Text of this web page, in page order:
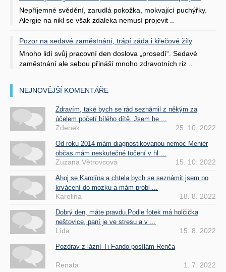
Nepříjemné svědění, zarudlá pokožka, mokvající puchýřky.
Alergie na nikl se však zdaleka nemusí projevit ..
Pozor na sedavé zaměstnání, trápí záda i křečové žíly
Mnoho lidí svůj pracovní den doslova „prosedí“. Sedavé
zaměstnání ale sebou přináší mnoho zdravotních riz ..
NEJNOVĚJŠÍ KOMENTÁŘE
Zdravím, také bych se rád seznámil z někým za
účelem početí bílého dítě. Jsem he ...
Zdenek 25. 10. 2022
Od roku 2014 mám diagnostikovanou nemoc Meniér
občas mám neskutečné točení v hl ...
Zuzana Větrovcová 15. 10. 2022
Ahoj se Karolína a chtela bych se seznámit jsem po
krvácení do mozku a mám probl ...
Karolina 18. 8. 2022
Dobrý den, máte pravdu.Podle fotek má holčička
neštovice, paní je ve stresu a v ...
Lída 15. 8. 2022
Pozdrav z lázní Ti Fando posílám Renča
Renata 1. 7. 2022